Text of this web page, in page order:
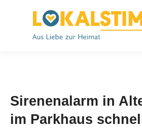
Sirenenalarm in
im Parkhaus